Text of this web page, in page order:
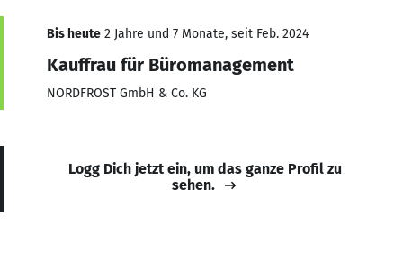
Bis heute 2 Jahre und 7 Monate, seit Feb. 2024
Kauffrau für Büromanagement
NORDFROST GmbH & Co. KG
Logg Dich jetzt ein, um das ganze Profil zu
sehen.